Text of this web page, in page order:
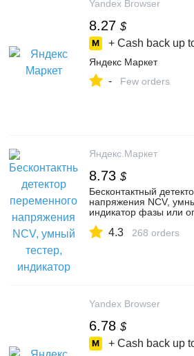
Yandex Browser
8.27 $
+ Cash back up
Яндекс Маркет
- Few orders
Яндекс.Маркет
8.73 $
Бесконтактный
напряжения NCV,
индикатор фазы или
магазине по низкой
4.3 268 orders
Yandex Browser
6.78 $
+ Cash back up